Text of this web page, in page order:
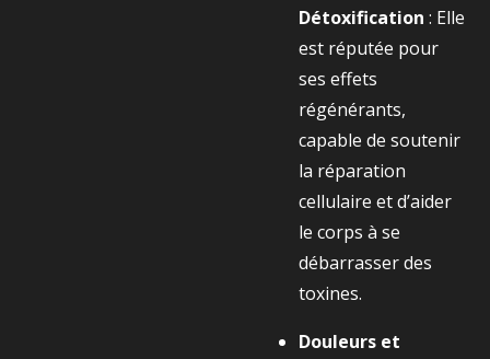
Détoxification : Elle
est réputée pour
ses effets
régénérants,
capable de soutenir
la réparation
cellulaire et d’aider
le corps à se
débarrasser des
toxines.
Douleurs et